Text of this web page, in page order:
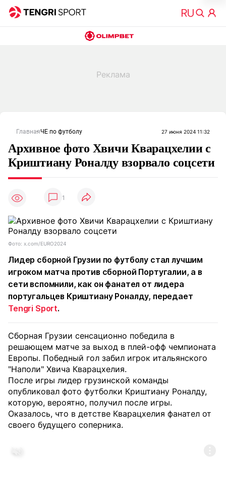
ГлавнаяЧЕ по футболу 27 июня 2024 11:32
Архивное фото Хвичи Кварацхелии с
Криштиану Роналду взорвало соцсети
1
Фото: x.com/EURO2024
Лидер сборной Грузии по футболу стал лучшим
игроком матча против сборной Португалии, а в
сети вспомнили, как он фанател от лидера
португальцев Криштиану Роналду, передает
Tengri Sport.
Сборная Грузии сенсационно победила в
решающем матче за выход в плей-офф чемпионата
Европы. Победный гол забил игрок итальянского
"Наполи" Хвича Кварацхелия.
После игры лидер грузинской команды
опубликовал фото футболки Криштиану Роналду,
которую, вероятно, получил после игры.
Оказалось, что в детстве Кварацхелия фанател от
своего будущего соперника.